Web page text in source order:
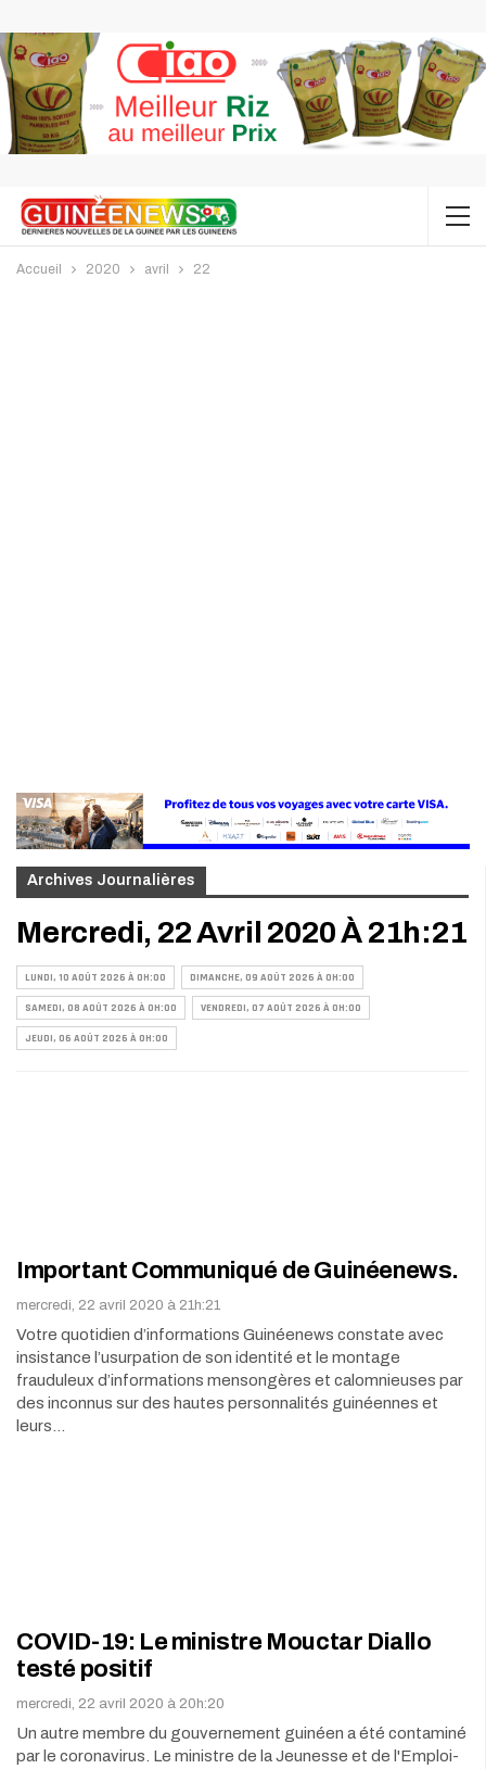
Accueil 2020 avril 22
Archives Journalières
Mercredi, 22 Avril 2020 À 21h:21
LUNDI, 10 AOÛT 2026 À 0H:00 DIMANCHE, 09 AOÛT 2026 À 0H:00
SAMEDI, 08 AOÛT 2026 À 0H:00 VENDREDI, 07 AOÛT 2026 À 0H:00
JEUDI, 06 AOÛT 2026 À 0H:00
Important Communiqué de Guinéenews.
mercredi, 22 avril 2020 à 21h:21
Votre quotidien d’informations Guinéenews constate avec
insistance l’usurpation de son identité et le montage
frauduleux d’informations mensongères et calomnieuses par
des inconnus sur des hautes personnalités guinéennes et
leurs…
COVID-19: Le ministre Mouctar Diallo
testé positif
mercredi, 22 avril 2020 à 20h:20
Un autre membre du gouvernement guinéen a été contaminé
par le coronavirus. Le ministre de la Jeunesse et de l'Emploi-